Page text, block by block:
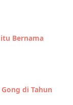
Bernama
di Tahun